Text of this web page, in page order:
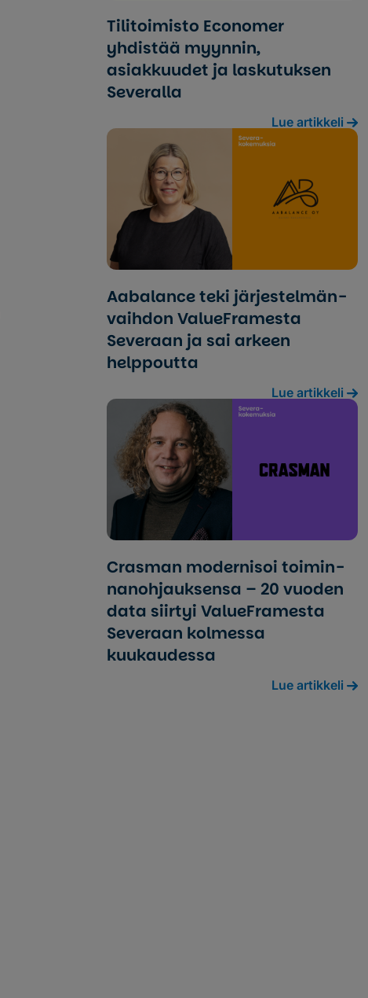
Tilitoimisto Economer
yhdistää myynnin,
asiakkuudet ja laskutuksen
Severalla
Lue artikkeli
Aabalance teki jär­jes­tel­män­
vaih­don ValueFramesta
Severaan ja sai arkeen
helppoutta
Lue artikkeli
Crasman modernisoi toi­min­
nan­oh­jauk­sen­sa – 20 vuoden
data siirtyi ValueFramesta
Severaan kolmessa
kuukaudessa
Lue artikkeli